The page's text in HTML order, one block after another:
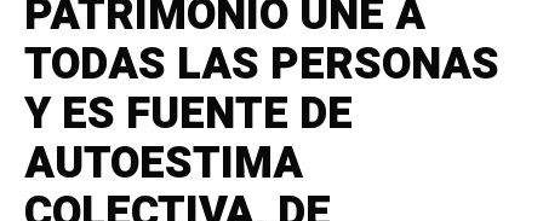
PATRIMONIO UNE A
TODAS LAS PERSONAS
Y ES FUENTE DE
AUTOESTIMA